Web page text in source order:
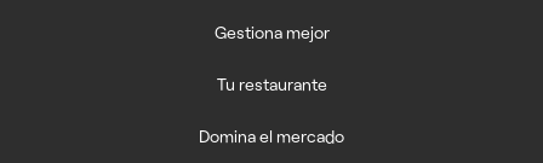
Gestiona mejor
Tu restaurante
Domina el mercado